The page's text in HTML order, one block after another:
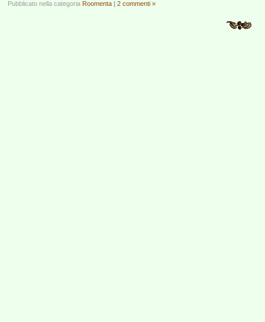
Pubblicato nella categoria Roomenta | 2 commenti »